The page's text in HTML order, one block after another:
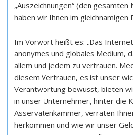
„Auszeichnungen“ (den
haben wir Ihnen im gleichnamigen
Im Vorwort heißt es: „Das
anonymes und globales Medium,
allem und jedem zu vertrauen.
diesem Vertrauen, es ist unser
Verantwortung bewusst, bieten
in unser Unternehmen, hinter die
Asservatenkammer, verraten
herkommen und wie wir unser